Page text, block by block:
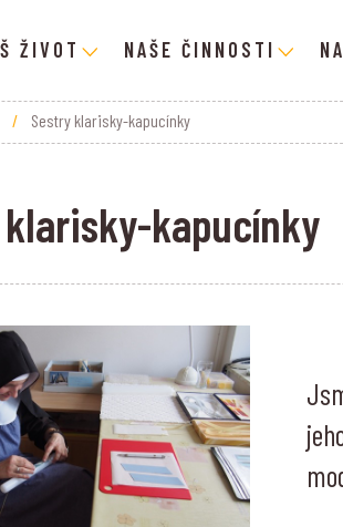
ŽIVOT NAŠE ČINNOSTI
/ Sestry klarisky-kapucínky
kapucínky